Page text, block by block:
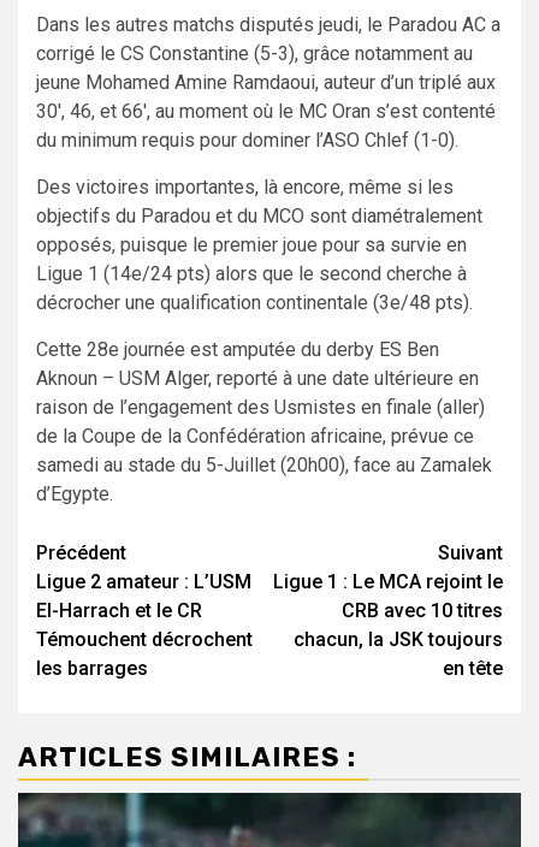
Dans les autres matchs disputés jeudi, le Paradou AC a
corrigé le CS Constantine (5-3), grâce notamment au
jeune Mohamed Amine Ramdaoui, auteur d’un triplé aux
30′, 46, et 66′, au moment où le MC Oran s’est contenté
du minimum requis pour dominer l’ASO Chlef (1-0).
Des victoires importantes, là encore, même si les
objectifs du Paradou et du MCO sont diamétralement
opposés, puisque le premier joue pour sa survie en
Ligue 1 (14e/24 pts) alors que le second cherche à
décrocher une qualification continentale (3e/48 pts).
Cette 28e journée est amputée du derby ES Ben
Aknoun – USM Alger, reporté à une date ultérieure en
raison de l’engagement des Usmistes en finale (aller)
de la Coupe de la Confédération africaine, prévue ce
samedi au stade du 5-Juillet (20h00), face au Zamalek
d’Egypte.
Navigation
d’article
Précédent
Ligue 2 amateur : L’USM
El-Harrach et le CR
Témouchent décrochent
les barrages
Suivant
Ligue 1 : Le MCA rejoint le
CRB avec 10 titres
chacun, la JSK toujours
en tête
ARTICLES SIMILAIRES :